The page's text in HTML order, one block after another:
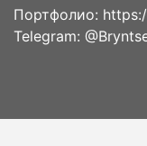
Портфолио:
Telegram: